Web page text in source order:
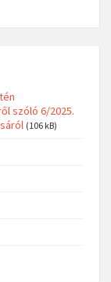
szóló 6/2025.
(106 kB)